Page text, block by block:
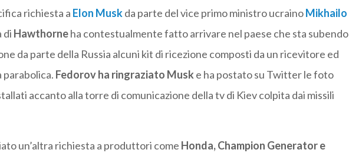
richiesta a Elon Muskda parte del vice primo ministro ucrainoMikhailo
di Hawthorneha contestualmente fatto arrivare nel paese che sta subendo
da parte della Russia alcuni kit di ricezione composti da un ricevitore ed
parabolica. Fedorov ha ringraziato Musk e ha postato su Twitter le foto
accanto alla torre di comunicazione della tv di Kiev colpita dai missili
un’altra richiesta a produttori come Honda, Champion Generator e
D
Dmitry Rogozin
S
satelliti bassa orbita